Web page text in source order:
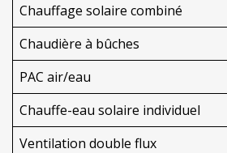
Chauffage solaire combiné
Chaudière à bûches
PAC air/eau
Chauffe-eau solaire individuel
Ventilation double flux